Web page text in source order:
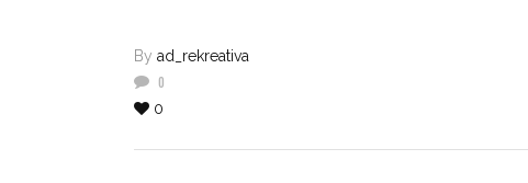
By ad_rekreativa
0
0